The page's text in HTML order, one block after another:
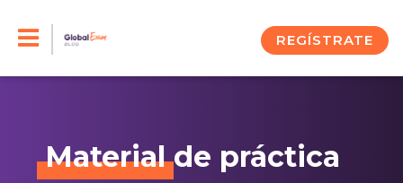
REGÍSTRATE
Materialde práctica